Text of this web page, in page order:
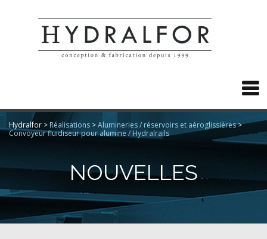

Hydralfor >Réalisations >Alumineries / réservoirs et aéroglissières>
Convoyeur fluidiseur pour alumine / Hydralrails
NOUVELLES